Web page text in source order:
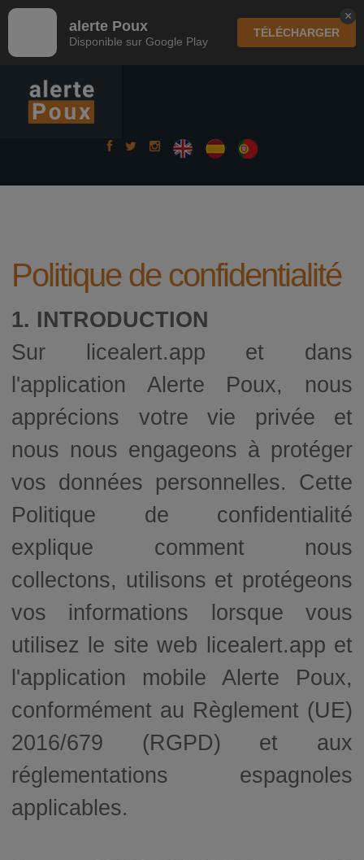
Politique de confidentialité
1. INTRODUCTION
Sur licealert.app et dans
l'application Alerte Poux, nous
apprécions votre vie privée et
nous nous engageons à protéger
vos données personnelles. Cette
Politique de confidentialité
explique comment nous
collectons, utilisons et protégeons
vos informations lorsque vous
utilisez le site web licealert.app et
l'application mobile Alerte Poux,
conformément au Règlement (UE)
2016/679 (RGPD) et aux
réglementations espagnoles
applicables.
alerte Poux
Disponible sur Google Play
TÉLÉCHARGER
×